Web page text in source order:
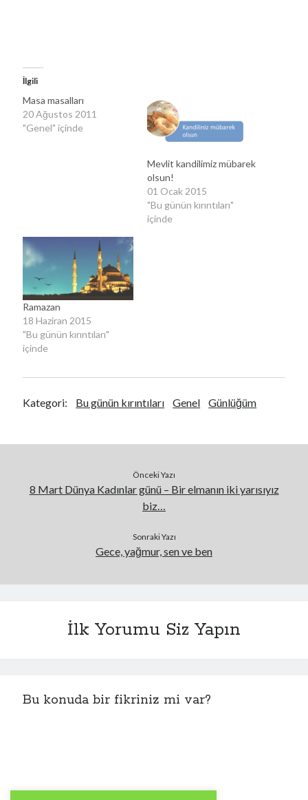
04:57
Kategoriler
İlgili
Masa masalları
20 Ağustos 2011
"Genel" içinde
Mevlit kandilimiz mübarek
olsun!
01 Ocak 2015
"Bu günün kırıntıları"
içinde
Ramazan
18 Haziran 2015
"Bu günün kırıntıları"
içinde
Kategori: Bu günün kırıntıları Genel Günlüğüm
Önceki Yazı
8 Mart Dünya Kadınlar günü – Bir elmanın iki yarısıyız
biz…
Sonraki Yazı
Gece, yağmur, sen ve ben
İlk Yorumu Siz Yapın
Bu konuda bir fikriniz mi var?